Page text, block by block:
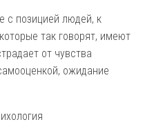
с позицией людей, к
так говорят, имеют
от чувства
ожидание